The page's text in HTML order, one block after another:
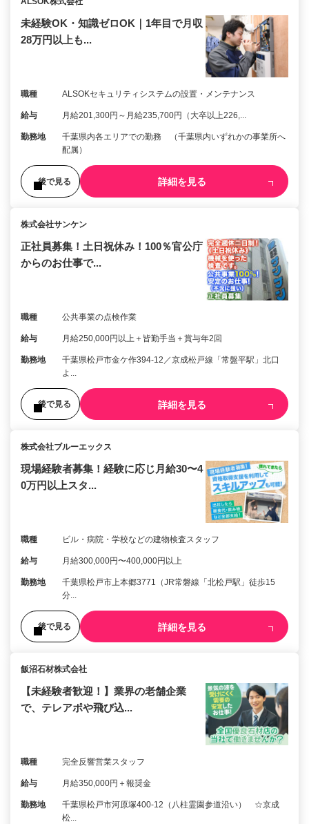
未経験OK・知識ゼロOK｜1年目で月収
28万円以上も...
職種 ALSOKセキュリティシステムの設置・メンテナンス
給与 月給201,300円～月給235,700円（大卒以上226,...
勤務地
千葉県内各エリアでの勤務 （千葉県内いずれかの事業所へ
配属）
後で見る 詳細を見る
株式会社サンケン
正社員募集！土日祝休み！100％官公庁
からのお仕事で...
職種 公共事業の点検作業
給与 月給250,000円以上＋皆勤手当＋賞与年2回
勤務地
千葉県松戸市金ケ作394-12／京成松戸線「常盤平駅」北口
よ...
後で見る 詳細を見る
株式会社ブルーエックス
現場経験者募集！経験に応じ月給30〜4
0万円以上スタ...
職種 ビル・病院・学校などの建物検査スタッフ
給与 月給300,000円〜400,000円以上
勤務地
千葉県松戸市上本郷3771（JR常磐線「北松戸駅」徒歩15
分...
後で見る 詳細を見る
飯沼石材株式会社
【未経験者歓迎！】業界の老舗企業
で、テレアポや飛び込...
職種 完全反響営業スタッフ
給与 月給350,000円＋報奨金
勤務地
千葉県松戸市河原塚400-12（八柱霊園参道沿い） ☆京成
松...